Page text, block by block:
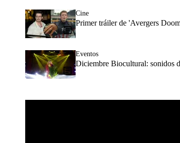
Cine
Primer tráiler de 'Avergers
Eventos
Diciembre Biocultural: sonidos